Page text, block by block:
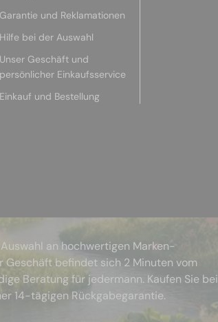
Garantie und Reklamationen
Hilfe bei der Auswahl
Unser Geschäft und
persönlicher Einkaufsservice
Einkauf und Bestellung
an hochwertigen Marken-
Geschäft befindet sich 2 Minuten vom
Beratung für jedermann. Kaufen Sie bei
14-tägigen Rückgabegarantie.